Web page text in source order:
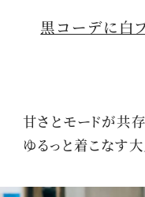
黒コーデに白
甘さとモードが共存
ゆるっと着こなす